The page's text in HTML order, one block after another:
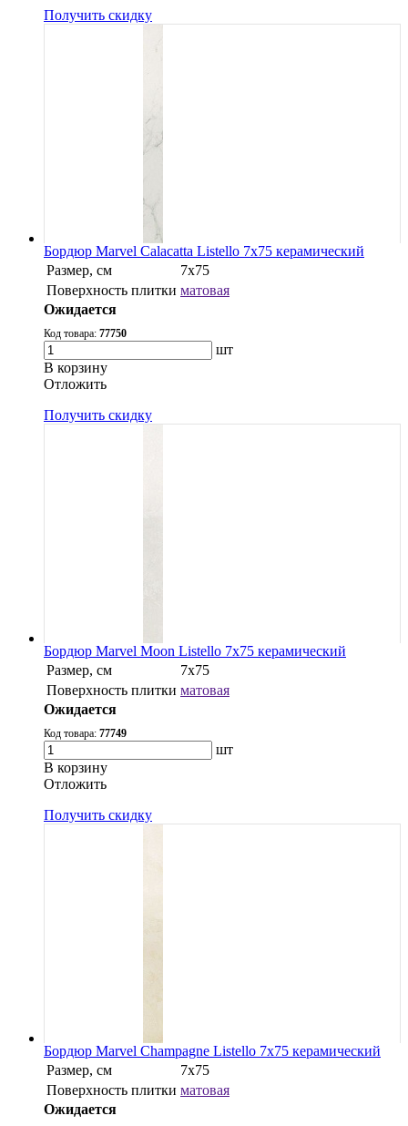
Получить скидку
Бордюр Marvel Calacatta Listello 7x75 керамический
Размер, см
7x75
Поверхность плитки матовая
Ожидается
Код товара: 77750
шт
В корзину
Oтложить
Получить скидку
Бордюр Marvel Moon Listello 7x75 керамический
Размер, см
7x75
Поверхность плитки матовая
Ожидается
Код товара: 77749
шт
В корзину
Oтложить
Получить скидку
Бордюр Marvel Champagne Listello 7x75 керамический
Размер, см
7x75
Поверхность плитки матовая
Ожидается